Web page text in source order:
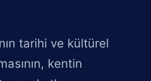
tarihi ve kültürel
kentin